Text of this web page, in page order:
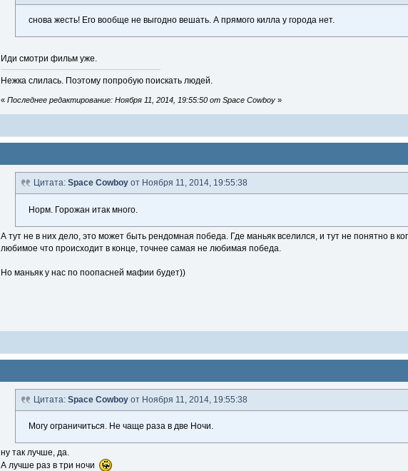
снова жесть! Его вообще не выгодно вешать. А прямого килла у города нет.
Иди смотри фильм уже.
Нежка слилась. Поэтому попробую поискать людей.
«Последнее редактирование: Ноября 11, 2014, 19:55:50 от Space Cowboy »
Цитата:Space Cowboy от Ноября 11, 2014, 19:55:38
Норм. Горожан итак много.
А тут не в них дело, это может быть рендомная победа. Где маньяк вселился, и тут не понятно в
любимое что происходит в конце, точнее самая не любимая победа.
Но маньяк у нас по поопасней мафии будет))
Цитата:Space Cowboy от Ноября 11, 2014, 19:55:38
Могу ограничиться. Не чаще раза в две Ночи.
ну так лучше, да.
А лучше раз в три ночи